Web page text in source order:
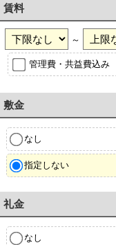
賃料
～
管理費・共益費込み
敷金
なし
指定しない
礼金
なし